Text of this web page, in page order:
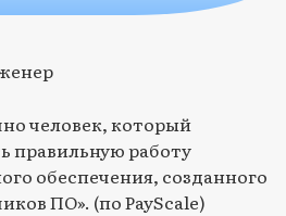
человек, который
правильную работу
обеспечения, созданного
ПО». (по PayScale)